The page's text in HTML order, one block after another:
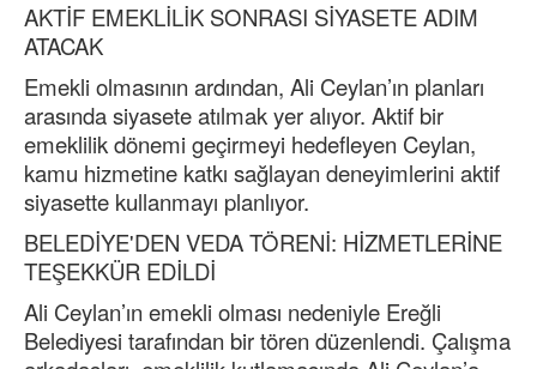
AKTİF EMEKLİLİK SONRASI SİYASETE ADIM
ATACAK
Emekli olmasının ardından, Ali Ceylan’ın planları
arasında siyasete atılmak yer alıyor. Aktif bir
emeklilik dönemi geçirmeyi hedefleyen Ceylan,
kamu hizmetine katkı sağlayan deneyimlerini aktif
siyasette kullanmayı planlıyor.
BELEDİYE'DEN VEDA TÖRENİ: HİZMETLERİNE
TEŞEKKÜR EDİLDİ
Ali Ceylan’ın emekli olması nedeniyle Ereğli
Belediyesi tarafından bir tören düzenlendi. Çalışma